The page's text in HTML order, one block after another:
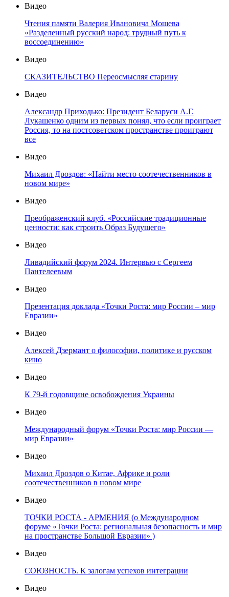
Видео
Чтения памяти Валерия Ивановича Мошева
«Разделенный русский народ: трудный путь к
воссоединению»
Видео
СКАЗИТЕЛЬСТВО Переосмысляя старину
Видео
Александр Приходько: Президент Беларуси А.Г.
Лукашенко одним из первых понял, что если проиграет
Россия, то на постсоветском пространстве проиграют
все
Видео
Михаил Дроздов: «Найти место соотечественников в
новом мире»
Видео
Преображенский клуб. «Российские традиционные
ценности: как строить Образ Будущего»
Видео
Ливадийский форум 2024. Интервью с Сергеем
Пантелеевым
Видео
Презентация доклада «Точки Роста: мир России – мир
Евразии»
Видео
Алексей Дзермант о философии, политике и русском
кино
Видео
К 79-й годовщине освобождения Украины
Видео
Международный форум «Точки Роста: мир России —
мир Евразии»
Видео
Михаил Дроздов о Китае, Африке и роли
соотечественников в новом мире
Видео
ТОЧКИ РОСТА - АРМЕНИЯ (о Международном
форуме «Точки Роста: региональная безопасность и мир
на пространстве Большой Евразии» )
Видео
СОЮЗНОСТЬ. К залогам успехов интеграции
Видео